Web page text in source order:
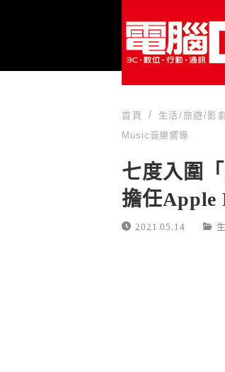
首頁 生活/旅遊/影劇
Music音樂嚮導
七度入圍
擔任Apple
2021.05.14